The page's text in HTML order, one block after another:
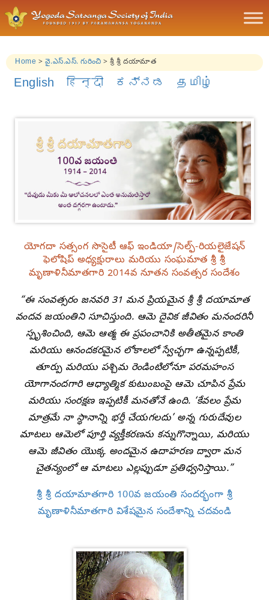
Home > వై.ఎస్.ఎస్. గురించి > శ్రీ శ్రీ దయామాత
English हिन्दी ಕನ್ನಡ தமிழ்
యోగదా సత్సంగ సొసైటీ ఆఫ్ ఇండియా/సెల్ఫ్-రియలైజేషన్
ఫెలోషిప్ అధ్యక్షురాలు మరియు సంఘమాత శ్రీ శ్రీ
మృణాళినీమాతగారి 2014వ నూతన సంవత్సర సందేశం
“ఈ సంవత్సరం జనవరి 31 మన ప్రియమైన శ్రీ శ్రీ దయామాత
వందవ జయంతిని సూచిస్తుంది. ఆమె దైవిక జీవితం మనందరినీ
స్పృశించింది, ఆమె ఆత్మ ఈ ప్రపంచానికి అతీతమైన కాంతి
మరియు ఆనందకరమైన లోకాలలో స్వేచ్ఛగా ఉన్నప్పటికీ,
తూర్పు మరియు పశ్చిమ రెండింటిలోనూ పరమహంస
యోగానందగారి ఆధ్యాత్మిక కుటుంబంపై ఆమె చూపిన ప్రేమ
మరియు సంరక్షణ ఇప్పటికీ మనతోనే ఉంది. ‘కేవలం ప్రేమ
మాత్రమే నా స్థానాన్ని భర్తీ చేయగలదు’ అన్న గురుదేవుల
మాటలు ఆమెలో పూర్తి వ్యక్తీకరణను కన్నుగొన్నాయి, మరియు
ఆమె జీవితం యొక్క అందమైన ఉదాహరణ ద్వారా మన
చైతన్యంలో ఆ మాటలు ఎల్లప్పుడూ ప్రతిధ్వనిస్తాయి.”
శ్రీ శ్రీ దయామాతగారి 100వ జయంతి సందర్భంగా శ్రీ
మృణాళినీమాతగారి విశేషమైన సందేశాన్ని చదవండి